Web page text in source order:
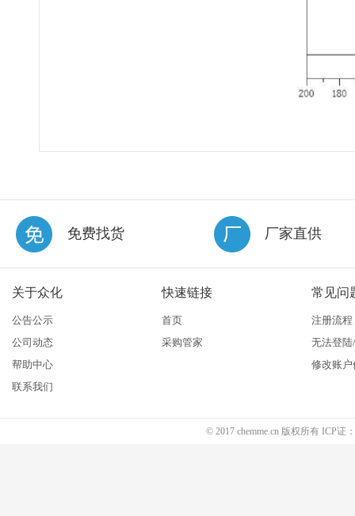
免费找货 厂家直供
关于众化
公告公示
公司动态
帮助中心
联系我们
快速链接
首页
采购管家
常见问
注册流程
无法登
修改账户
© 2017 chemme.cn 版权所有 ICP证：